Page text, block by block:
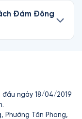
Đám Đông
đầu ngày 18/04/2019
Phường Tân Phong,